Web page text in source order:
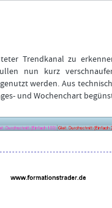
Trendkanal zu
nun kurz
werden. Aus
und Wochenchart